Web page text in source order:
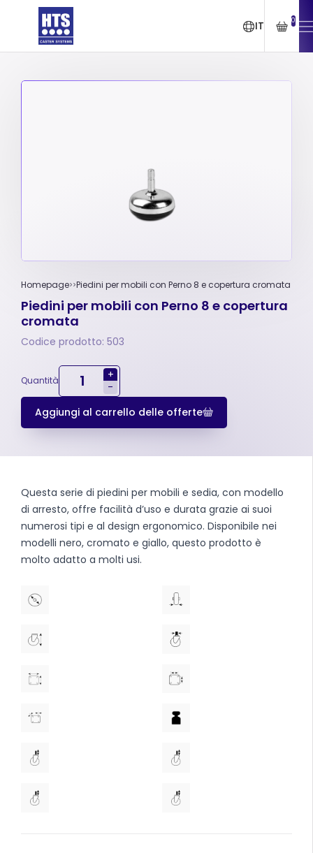
IT 0
Homepage Piedini per mobili con Perno 8 e copertura cromata
Piedini per mobili con Perno 8 e copertura
cromata
Codice prodotto: 503
Quantità
+
-
Aggiungi al carrello delle offerte
Questa serie di piedini per mobili e sedia, con modello
di arresto, offre facilità d’uso e durata grazie ai suoi
numerosi tipi e al design ergonomico. Disponibile nei
modelli nero, cromato e giallo, questo prodotto è
molto adatto a molti usi.